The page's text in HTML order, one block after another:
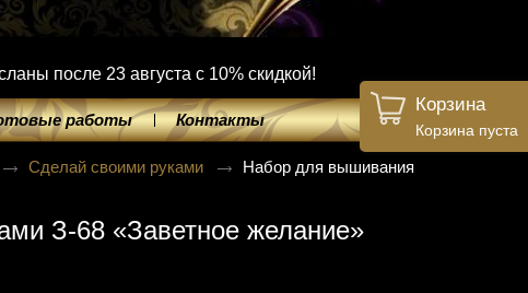
после 23 августа с 10% скидкой!
работы Контакты
Корзина
Корзина пуста
Сделай своими руками
Набор для вышивания
З-68 «Заветное желание»